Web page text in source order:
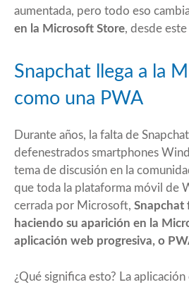
aumentada, pero todo eso
en la Microsoft Store, desde este
Snapchat llega a la
como una PWA
Durante años, la falta de
defenestrados smartphones
tema de discusión en la
que toda la plataforma móvil de
cerrada por Microsoft, Snapchat
haciendo su aparición en la
aplicación web progresiva, o
¿Qué significa esto? La